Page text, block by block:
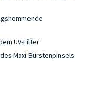
UV-Filter
Maxi-Bürstenpinsels